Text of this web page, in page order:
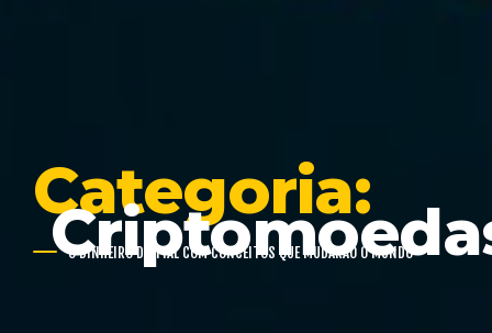
Categoria:
O DINHEIRO DIGITAL COM CONCEITOS QUE MUDARÃO O MUNDO